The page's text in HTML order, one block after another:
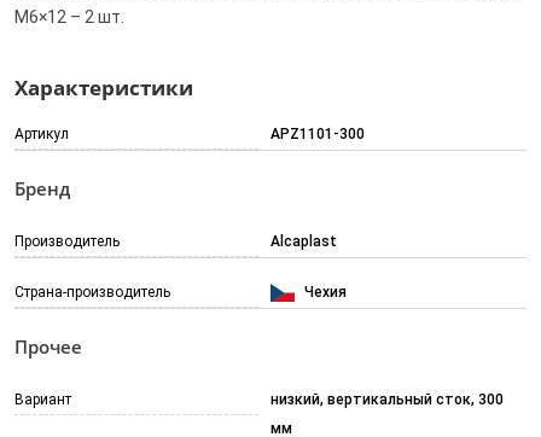
M6×12 – 2 шт.
Характеристики
Артикул APZ1101-300
Бренд
Производитель Alcaplast
Страна-производитель Чехия
Прочее
Вариант
низкий, вертикальный сток, 300
мм